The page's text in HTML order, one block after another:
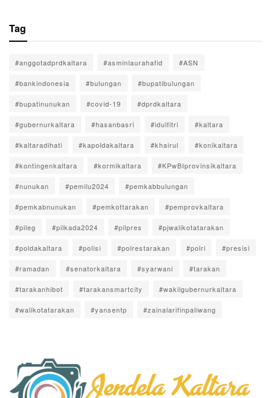
Tag
#anggotadprdkaltara #asminlaurahafid #ASN
#bankindonesia #bulungan #bupatibulungan
#bupatinunukan #covid-19 #dprdkaltara
#gubernurkaltara #hasanbasri #idulfitri #kaltara
#kaltaradihati #kapoldakaltara #khairul #konikaltara
#kontingenkaltara #kormikaltara #KPwBIprovinsikaltara
#nunukan #pemilu2024 #pemkabbulungan
#pemkabnunukan #pemkottarakan #pemprovkaltara
#pileg #pilkada2024 #pilpres #pjwalikotatarakan
#poldakaltara #polisi #polrestarakan #polri #presisi
#ramadan #senatorkaltara #syarwani #tarakan
#tarakanhibot #tarakansmartcity #wakilgubernurkaltara
#walikotatarakan #yansentp #zainalarifinpaliwang